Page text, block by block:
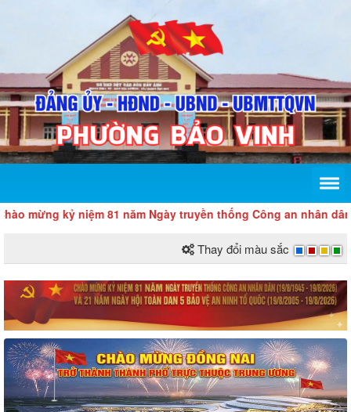
mừng kỷ niệm 81 năm Ngày truyền thống Công an nhân dân
Thay đổi màu sắc